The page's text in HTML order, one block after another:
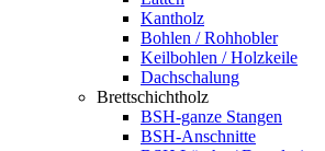
Kantholz
Bohlen / Rohhobler
Keilbohlen / Holzkeile
Dachschalung
Brettschichtholz
BSH-ganze Stangen
BSH-Anschnitte